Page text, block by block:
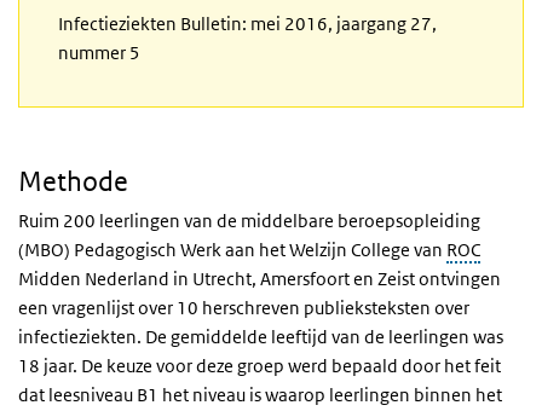
Infectieziekten Bulletin: mei 2016, jaargang 27,
nummer 5
Methode
Ruim 200 leerlingen van de middelbare beroepsopleiding
(MBO) Pedagogisch Werk aan het Welzijn College van ROC
Midden Nederland in Utrecht, Amersfoort en Zeist ontvingen
een vragenlijst over 10 herschreven publieksteksten over
infectieziekten. De gemiddelde leeftijd van de leerlingen was
18 jaar. De keuze voor deze groep werd bepaald door het feit
dat leesniveau B1 het niveau is waarop leerlingen binnen het